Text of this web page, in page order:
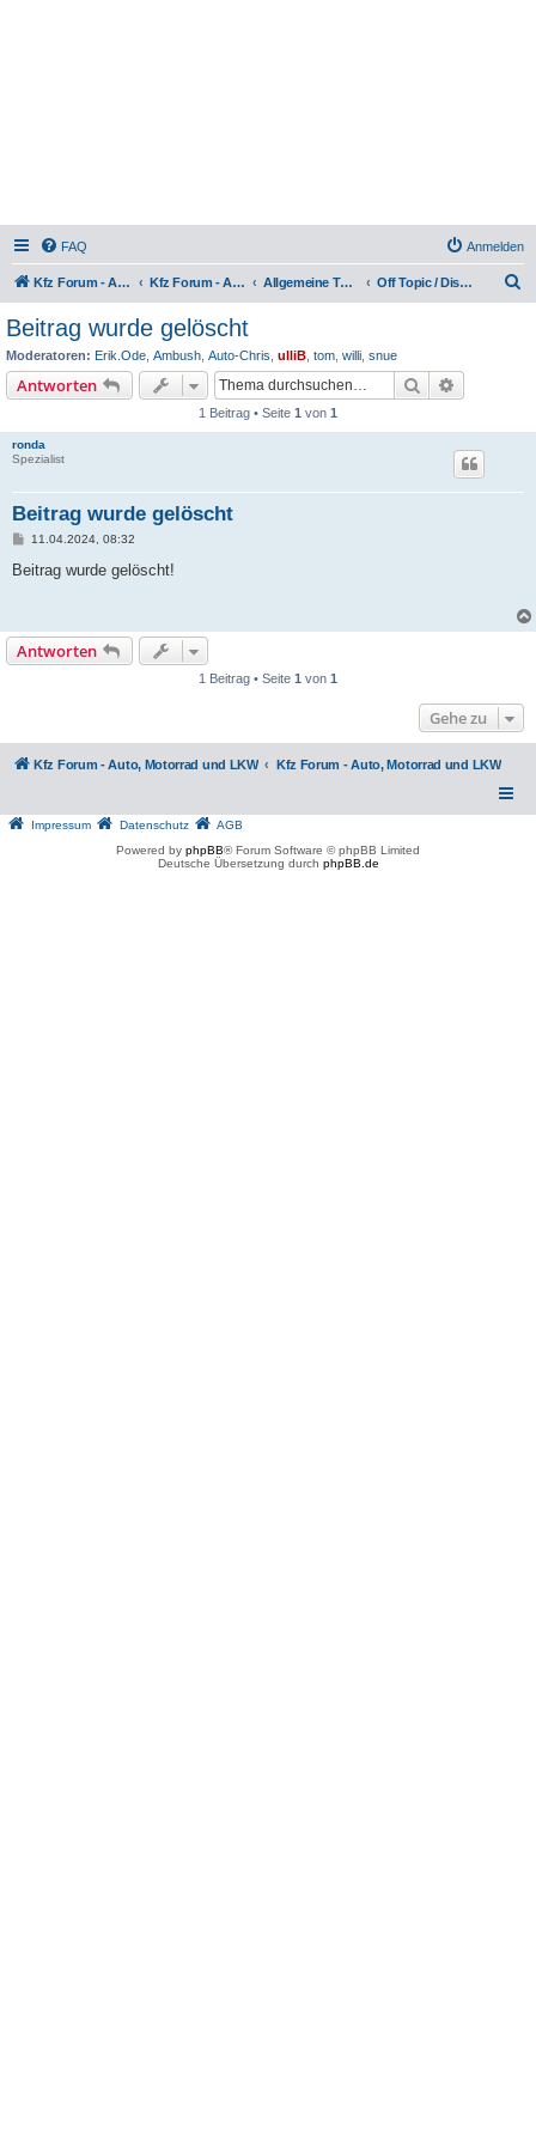
FAQ Anmelden
Kfz Forum - Auto, Motorrad und LKW Kfz Forum - Auto, Motorrad und LKW Allgemeine Themen rund ums Kfz Off Topic / Diskussion
Beitrag wurde gelöscht
Moderatoren: Erik.Ode Ambush Auto-Chris ulliB tom willi snue
Antworten Suche
1 Beitrag • Seite 1 von 1
ronda
Spezialist
Beitrag wurde gelöscht
B
i
11.04.2024, 08:32
Beitrag wurde gelöscht!
Antworten
1 Beitrag • Seite 1 von 1
Gehe zu
Kfz Forum - Auto, Motorrad und LKW Kfz Forum - Auto, Motorrad und LKW
Impressum Datenschutz
AGB
Powered by phpBB® Forum Software © phpBB Limited
Deutsche Übersetzung durch phpBB.de